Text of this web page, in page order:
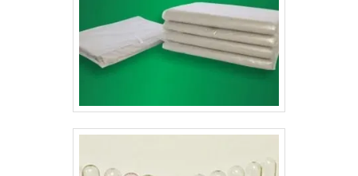
qualquer promoção e vantagem que está ocorrendo
naquele ponto de venda;Entre outros.Empresa com
ótimos valores no mercadoA Gráfica Lyons trabalha
com diversos tipos de papéis duplex e triplex, todos
mercado, é desenvolvido sempre de acordo com o
tamanho do produto. .